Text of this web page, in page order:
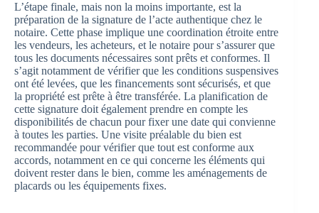
L’étape finale, mais non la moins importante, est la
préparation de la signature de l’acte authentique chez le
notaire. Cette phase implique une coordination étroite entre
les vendeurs, les acheteurs, et le notaire pour s’assurer que
tous les documents nécessaires sont prêts et conformes. Il
s’agit notamment de vérifier que les conditions suspensives
ont été levées, que les financements sont sécurisés, et que
la propriété est prête à être transférée. La planification de
cette signature doit également prendre en compte les
disponibilités de chacun pour fixer une date qui convienne
à toutes les parties. Une visite préalable du bien est
recommandée pour vérifier que tout est conforme aux
accords, notamment en ce qui concerne les éléments qui
doivent rester dans le bien, comme les aménagements de
placards ou les équipements fixes.